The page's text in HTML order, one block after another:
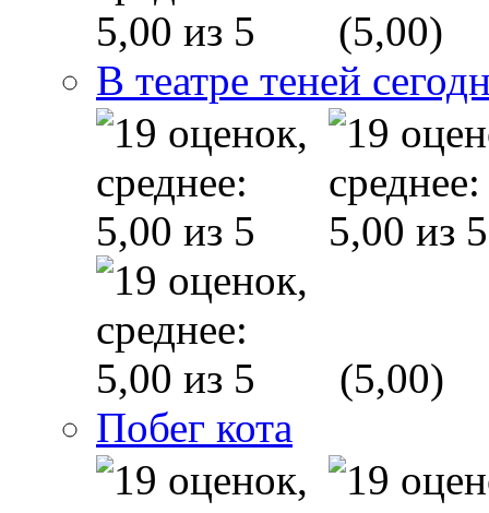
(5,00)
В театре теней
(5,00)
Побег кота